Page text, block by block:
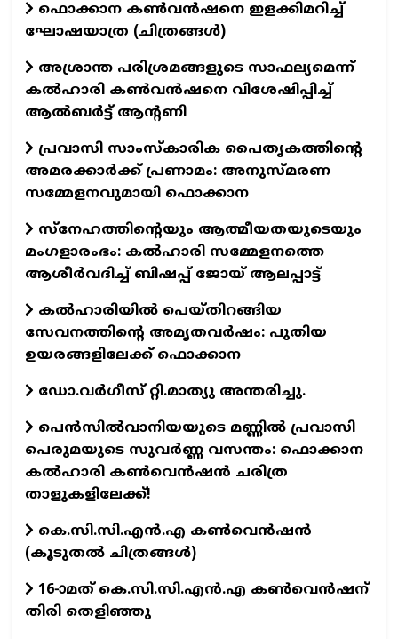
ഫൊക്കാന കണ്‍വന്‍ഷനെ ഇളക്കിമറിച്ച്
ഘോഷയാത്ര (ചിത്രങ്ങള്‍)
അശ്രാന്ത പരിശ്രമങ്ങളുടെ സാഫല്യമെന്ന്
കൽഹാരി കൺവൻഷനെ വിശേഷിപ്പിച്ച്
ആൽബർട്ട് ആന്റണി
പ്രവാസി സാംസ്കാരിക പൈതൃകത്തിന്റെ
അമരക്കാർക്ക് പ്രണാമം: അനുസ്മരണ
സമ്മേളനവുമായി ഫൊക്കാന
സ്നേഹത്തിന്റെയും ആത്മീയതയുടെയും
മംഗളാരംഭം: കൽഹാരി സമ്മേളനത്തെ
ആശീർവദിച്ച് ബിഷപ്പ് ജോയ് ആലപ്പാട്ട്
കൽഹാരിയിൽ പെയ്തിറങ്ങിയ
സേവനത്തിന്റെ അമൃതവർഷം: പുതിയ
ഉയരങ്ങളിലേക്ക് ഫൊക്കാന
ഡോ.വര്‍ഗീസ് റ്റി.മാത്യു അന്തരിച്ചു.
പെൻസിൽവാനിയയുടെ മണ്ണിൽ പ്രവാസി
പെരുമയുടെ സുവർണ്ണ വസന്തം: ഫൊക്കാന
കൽഹാരി കൺവെൻഷൻ ചരിത്ര
താളുകളിലേക്ക്!
കെ.സി.സി.എന്‍.എ കൺവെൻഷൻ
(കൂടുതല്‍ ചിത്രങ്ങള്‍)
16-ാമത് കെ.സി.സി.എന്‍.എ കൺവെൻഷന്
തിരി തെളിഞ്ഞു